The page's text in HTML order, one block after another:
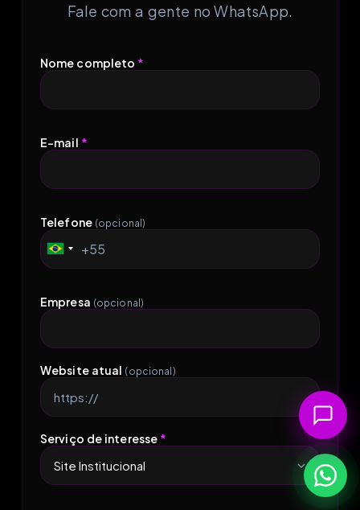
Fale com a gente no WhatsApp.
Nome completo *
E-mail *
Telefone (opcional)
Brazil
+55
+55
Empresa (opcional)
Website atual (opcional)
Serviço de interesse *